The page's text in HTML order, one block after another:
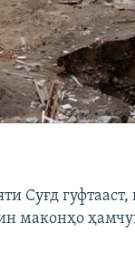
Суғд
маконҳо